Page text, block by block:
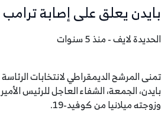
بايدن يعلق على إصابة ترامب
الحديدة لايف - منذ 5 سنوات
تمنى المرشح الديمقراطي لانتخابات
بايدن، الجمعة، الشفاء العاجل للرئيس
وزوجته ميلانيا من كوفيد-19.